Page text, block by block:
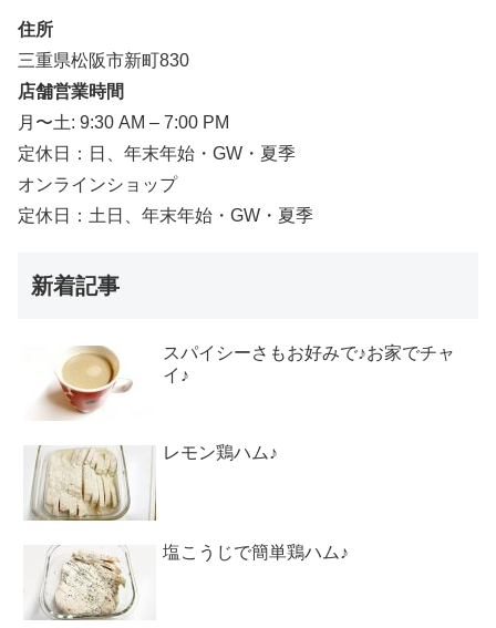
住所
三重県松阪市新町830
店舗営業時間
月〜土: 9:30 AM – 7:00 PM
定休日：日、年末年始・GW・夏季
オンラインショップ
定休日：土日、年末年始・GW・夏季
新着記事
スパイシーさもお好みで♪お家でチャ
イ♪
レモン鶏ハム♪
塩こうじで簡単鶏ハム♪